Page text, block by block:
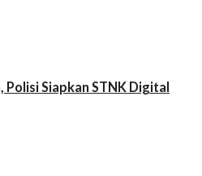
Siapkan STNK Digital